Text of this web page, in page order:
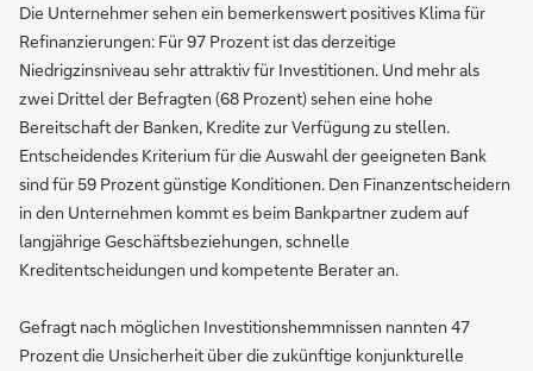
Die Unternehmer sehen ein bemerkenswert positives Klima für
Refinanzierungen: Für 97 Prozent ist das derzeitige
Niedrigzinsniveau sehr attraktiv für Investitionen. Und mehr als
zwei Drittel der Befragten (68 Prozent) sehen eine hohe
Bereitschaft der Banken, Kredite zur Verfügung zu stellen.
Entscheidendes Kriterium für die Auswahl der geeigneten Bank
sind für 59 Prozent günstige Konditionen. Den Finanzentscheidern
in den Unternehmen kommt es beim Bankpartner zudem auf
langjährige Geschäftsbeziehungen, schnelle
Kreditentscheidungen und kompetente Berater an.
Gefragt nach möglichen Investitionshemmnissen nannten 47
Prozent die Unsicherheit über die zukünftige konjunkturelle